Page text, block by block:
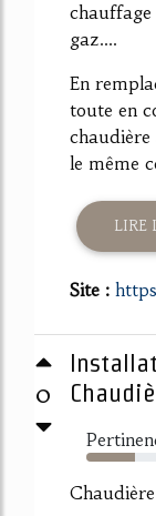
gaz....
En
toute en
le même
LIRE
Site :
0
63%